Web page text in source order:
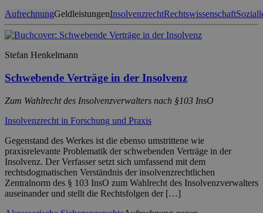
AufrechnungGeldleistungenInsolvenzrechtRechtswissenschaft
Stefan Henkelmann
Schwebende Verträge in der Insolvenz
Zum Wahlrecht des Insolvenzverwalters nach §103 InsO
Insolvenzrecht in Forschung und Praxis
Gegenstand des Werkes ist die ebenso umstrittene wie
praxisrelevante Problematik der schwebenden Verträge in der
Insolvenz. Der Verfasser setzt sich umfassend mit dem
rechtsdogmatischen Verständnis der insolvenzrechtlichen
Zentralnorm des § 103 InsO zum Wahlrecht des Insolvenzverwalters
auseinander und stellt die Rechtsfolgen der […]